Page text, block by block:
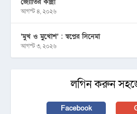
আগস্ট ৪, ২০২৬
‘মুখ ও মু্খোশ’ : স্বপ্নের সিনেমা
আগস্ট ৩, ২০২৬
লগিন করুন
Facebook